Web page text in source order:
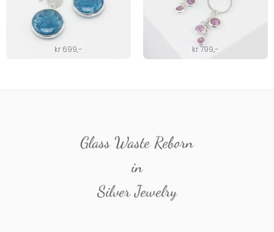
kr 699,- kr799,-
Glass Waste Reborn
in
Silver Jewelry